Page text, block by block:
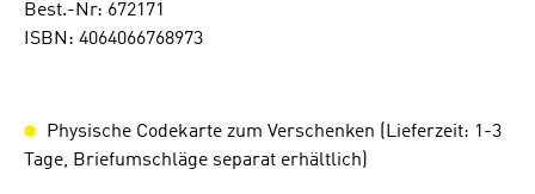
Best.-Nr: 672171
ISBN: 4064066768973
Physische Codekarte zum Verschenken (Lieferzeit: 1-3
Tage, Briefumschläge separat erhältlich)